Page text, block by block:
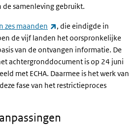
de samenleving gebruikt.
zes maanden (externe link)
, die eindigde in
de vijf landen het oorspronkelijke
van de ontvangen informatie. De
achtergronddocument is op 24 juni
met ECHA. Daarmee is het werk van
fase van het restrictieproces